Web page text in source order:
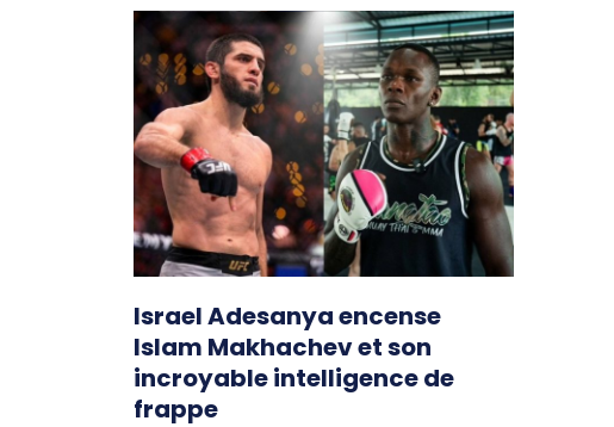
Israel Adesanya encense
Islam Makhachev et son
incroyable intelligence de
frappe